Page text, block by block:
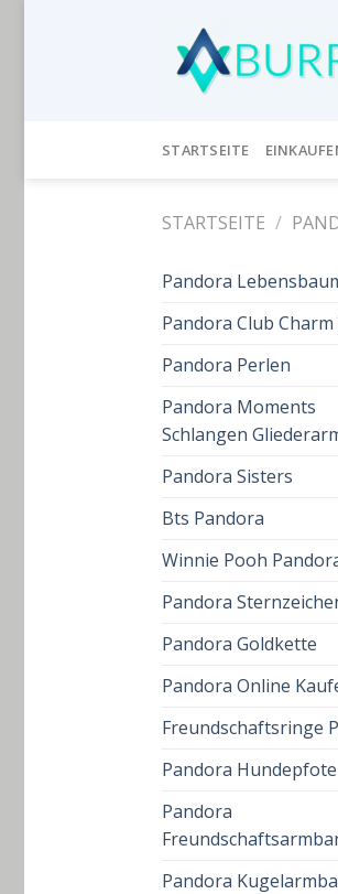
STARTSEITE
STARTSEITE /
Pandora
Pandora Club Charm
Pandora Perlen
Pandora Moments
Schlangen
Pandora Sisters
Bts Pandora
Winnie Pooh
Pandora
Pandora Goldkette
Pandora Online
Freundschaftsringe
Pandora Hundepfote
Pandora
Pandora